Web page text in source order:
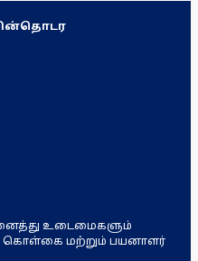
உடைமைகளும்
கொள்கை மற்றும் பயனாளர்